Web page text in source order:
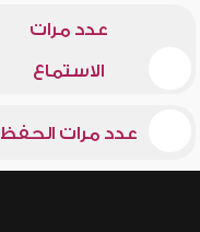
عدد مرات
الاستماع
عدد مرات الحفظ